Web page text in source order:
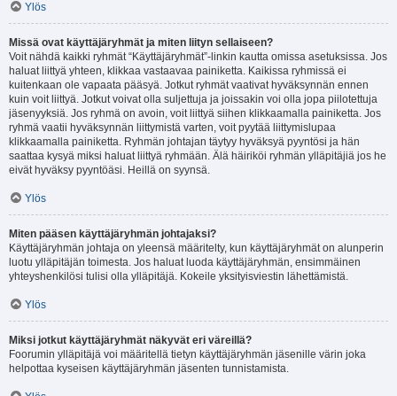
Ylös
Missä ovat käyttäjäryhmät ja miten liityn sellaiseen?
Voit nähdä kaikki ryhmät “Käyttäjäryhmät”-linkin kautta omissa asetuksissa. Jos
haluat liittyä yhteen, klikkaa vastaavaa painiketta. Kaikissa ryhmissä ei
kuitenkaan ole vapaata pääsyä. Jotkut ryhmät vaativat hyväksynnän ennen
kuin voit liittyä. Jotkut voivat olla suljettuja ja joissakin voi olla jopa piilotettuja
jäsenyyksiä. Jos ryhmä on avoin, voit liittyä siihen klikkaamalla painiketta. Jos
ryhmä vaatii hyväksynnän liittymistä varten, voit pyytää liittymislupaa
klikkaamalla painiketta. Ryhmän johtajan täytyy hyväksyä pyyntösi ja hän
saattaa kysyä miksi haluat liittyä ryhmään. Älä häiriköi ryhmän ylläpitäjiä jos he
eivät hyväksy pyyntöäsi. Heillä on syynsä.
Ylös
Miten pääsen käyttäjäryhmän johtajaksi?
Käyttäjäryhmän johtaja on yleensä määritelty, kun käyttäjäryhmät on alunperin
luotu ylläpitäjän toimesta. Jos haluat luoda käyttäjäryhmän, ensimmäinen
yhteyshenkilösi tulisi olla ylläpitäjä. Kokeile yksityisviestin lähettämistä.
Ylös
Miksi jotkut käyttäjäryhmät näkyvät eri väreillä?
Foorumin ylläpitäjä voi määritellä tietyn käyttäjäryhmän jäsenille värin joka
helpottaa kyseisen käyttäjäryhmän jäsenten tunnistamista.